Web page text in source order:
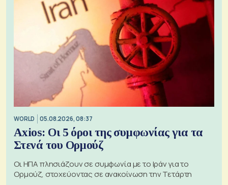
WORLD 05.08.2026, 08:37
Axios: Οι 5 όροι της συμφωνίας για τα
Στενά του Ορμούζ
Οι ΗΠΑ πλησιάζουν σε συμφωνία με το Ιράν για το
Ορμούζ, στοχεύοντας σε ανακοίνωση την Τετάρτη